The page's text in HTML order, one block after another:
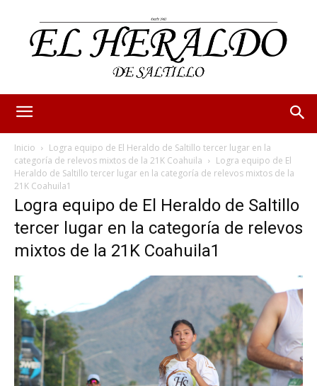
Inicio
Logra equipo de El Heraldo de Saltillo tercer lugar en la
categoría de relevos mixtos de la 21K Coahuila
Logra equipo de El
Heraldo de Saltillo tercer lugar en la categoría de relevos mixtos de la
21K Coahuila1
Logra equipo de El Heraldo de Saltillo
tercer lugar en la categoría de relevos
mixtos de la 21K Coahuila1